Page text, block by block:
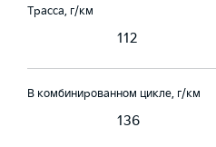
Трасса, г/км
112
В комбинированном цикле, г/км
136